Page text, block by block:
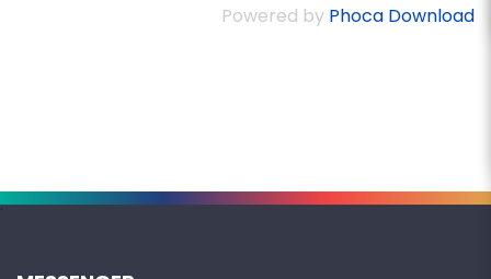
Powered by Phoca Download
.